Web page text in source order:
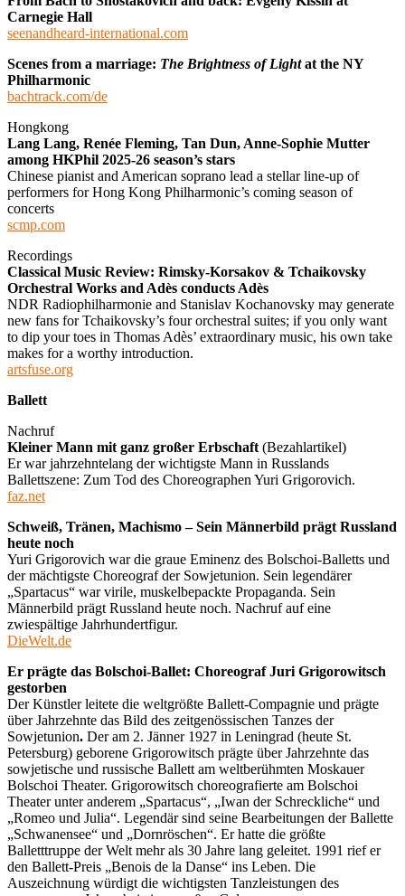
Carnegie Hall
seenandheard-international.com
Scenes from a marriage: The Brightness of Lightat the NY
Philharmonic
bachtrack.com/de
Hongkong
Lang Lang, Renée Fleming, Tan Dun, Anne-Sophie Mutter
among HKPhil 2025-26 season’s stars
Chinese pianist and American soprano lead a stellar line-up of
performers for Hong Kong Philharmonic’s coming season of
concerts
scmp.com
Recordings
Classical Music Review: Rimsky-Korsakov & Tchaikovsky
Orchestral Works and Adès conducts Adès
NDR Radiophilharmonie and Stanislav Kochanovsky may generate
new fans for Tchaikovsky’s four orchestral suites; if you only want
to dip your toes in Thomas Adès’ extraordinary music, his own take
makes for a worthy introduction.
artsfuse.org
Ballett
Nachruf
Kleiner Mann mit ganz großer Erbschaft (Bezahlartikel)
Er war jahrzehntelang der wichtigste Mann in Russlands
Ballettszene: Zum Tod des Choreographen Yuri Grigorovich.
faz.net
Schweiß, Tränen, Machismo – Sein Männerbild prägt Russland
heute noch
Yuri Grigorovich war die graue Eminenz des Bolschoi-Balletts und
der mächtigste Choreograf der Sowjetunion. Sein legendärer
„Spartacus“ war virile, muskelbepackte Propaganda. Sein
Männerbild prägt Russland heute noch. Nachruf auf eine
zwiespältige Jahrhundertfigur.
DieWelt.de
Er prägte das Bolschoi-Ballet: Choreograf Juri Grigorowitsch
gestorben
Der Künstler leitete die weltgrößte Ballett-Compagnie und prägte
über Jahrzehnte das Bild des zeitgenössischen Tanzes der
Sowjetunion. Der am 2. Jänner 1927 in Leningrad (heute St.
Petersburg) geborene Grigorowitsch prägte über Jahrzehnte das
sowjetische und russische Ballett am weltberühmten Moskauer
Bolschoi Theater. Grigorowitsch choreografierte am Bolschoi
Theater unter anderem „Spartacus“, „Iwan der Schreckliche“ und
„Romeo und Julia“. Legendär sind seine Bearbeitungen der Ballette
„Schwanensee“ und „Dornröschen“. Er hatte die größte
Balletttruppe der Welt mehr als 30 Jahre lang geleitet. 1991 rief er
den Ballett-Preis „Benois de la Danse“ ins Leben. Die
Auszeichnung würdigt die wichtigsten Tanzleistungen des